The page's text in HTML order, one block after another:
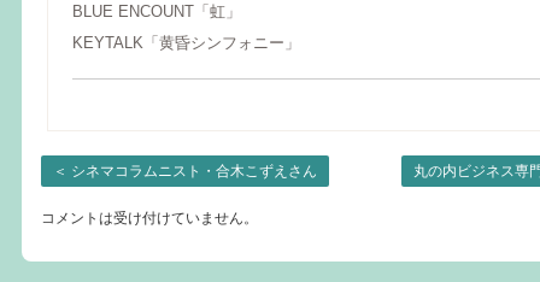
BLUE ENCOUNT「虹」
KEYTALK「黄昏シンフォニー」
＜ シネマコラムニスト・合木こずえさん 丸の内ビジネス
コメントは受け付けていません。